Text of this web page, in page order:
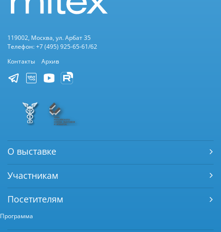
119002, Москва, ул. Арбат 35
Телефон: +7 (495) 925-65-61/62
Контакты
Архив
О выставке
Участникам
Посетителям
Программа